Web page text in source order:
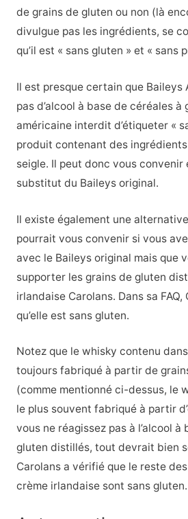
de grains de gluten ou non (là
divulgue pas les ingrédients, se
qu’il est « sans gluten » et « sans
Il est presque certain que Baileys
pas d’alcool à base de céréales à
américaine interdit d’étiqueter «
produit contenant des ingrédients
seigle. Il peut donc vous convenir
substitut du Baileys original.
Il existe également une
pourrait vous convenir si vous
avec le Baileys original mais que
supporter les grains de gluten
irlandaise Carolans. Dans sa
qu’elle est sans gluten.
Notez que le whisky contenu
toujours fabriqué à partir de
(comme mentionné ci-dessus, le
le plus souvent fabriqué à partir
vous ne réagissez pas à l’alcool à
gluten distillés, tout devrait bien
Carolans a vérifié que le reste
crème irlandaise sont sans gluten.